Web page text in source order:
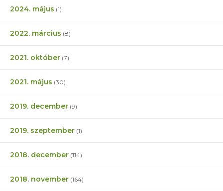
2024. május (1)
2022. március (8)
2021. október (7)
2021. május (30)
2019. december (9)
2019. szeptember (1)
2018. december (114)
2018. november (164)